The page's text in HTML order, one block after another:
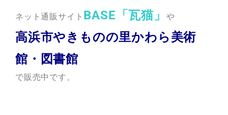
ネット通販サイト BASE「瓦猫」 や
高浜市やきものの里かわら美術
館 ・ 図書館
で販売中です。